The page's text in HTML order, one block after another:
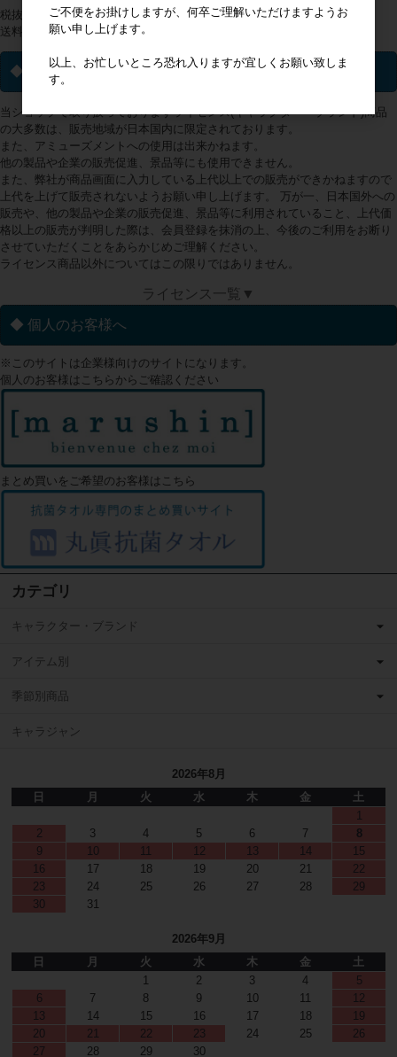
税抜2万円以上の購入で送料無料
送料一覧はこちらから
◆ ライセンス商品について
当ショップで取り扱っておりますライセンス(キャラクター・ブランド)商品
の大多数は、販売地域が日本国内に限定されております。
また、アミューズメントへの使用は出来かねます。
他の製品や企業の販売促進、景品等にも使用できません。
また、弊社が商品画面に入力している上代以上での販売ができかねますので
上代を上げて販売されないようお願い申し上げます。 万が一、日本国外への
販売や、他の製品や企業の販売促進、景品等に利用されていること、上代価
格以上の販売が判明した際は、会員登録を抹消の上、今後のご利用をお断り
させていただくことをあらかじめご理解ください。
ライセンス商品以外についてはこの限りではありません。
ライセンス一覧▼
◆ 個人のお客様へ
※このサイトは企業様向けのサイトになります。
個人のお客様はこちらからご確認ください
まとめ買いをご希望のお客様はこちら
カテゴリ
キャラクター・ブランド
アイテム別
季節別商品
キャラジャン
2026年8月
日
月 火 水 木 金
土
1
2
3 4 5 6 7
8
9
10 11 12 13 14
15
16
17 18 19 20 21
22
23
24 25 26 27 28
29
30
31
2026年9月
日
月 火 水 木 金
土
1
2 3 4
5
6
7 8 9 10 11
12
13
14 15 16 17 18
19
20
21 22 23 24 25
26
27
28 29 30
ご不便をお掛けしますが、何卒ご理解いただけますようお
願い申し上げます。
以上、お忙しいところ恐れ入りますが宜しくお願い致しま
す。